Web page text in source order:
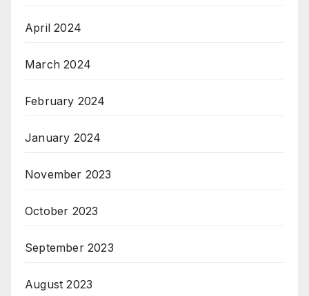
April 2024
March 2024
February 2024
January 2024
November 2023
October 2023
September 2023
August 2023